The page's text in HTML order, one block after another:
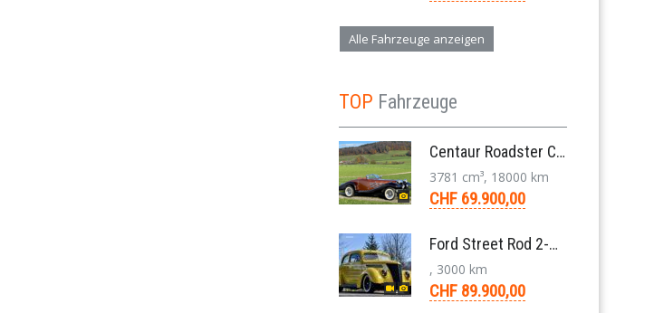
Alle Fahrzeuge anzeigen
TOP Fahrzeuge
Centaur Roadster Convertible 3,8 V6 Aut. 1981
3781 cm³, 18000 km
CHF 69.900,00
Ford Street Rod 2-Door V8 Aut. 1937
, 3000 km
CHF 89.900,00